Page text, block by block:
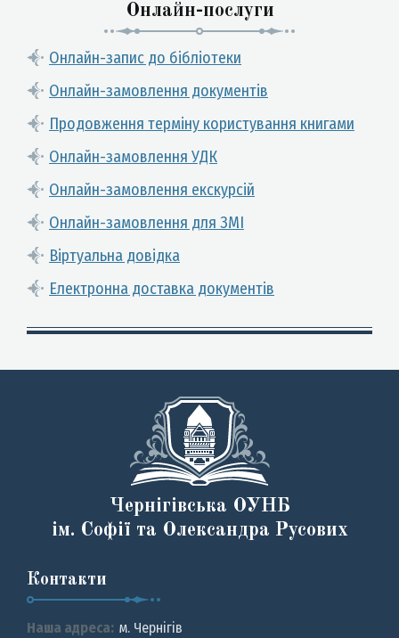
Онлайн-послуги
Онлайн-запис до бібліотеки
Онлайн-замовлення документів
Продовження терміну користування книгами
Онлайн-замовлення УДК
Онлайн-замовлення екскурсій
Онлайн-замовлення для ЗМІ
Віртуальна довідка
Електронна доставка документів
Чернігівська ОУНБ
ім. Софії та Олександра Русових
Контакти
Наша адреса: м. Чернiгiв